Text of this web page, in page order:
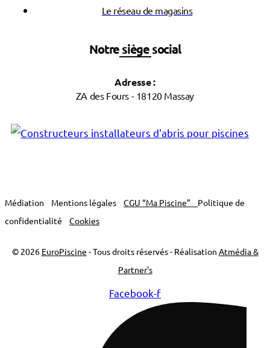
Le réseau de magasins
Notre siège social
Adresse :
ZA des Fours - 18120 Massay
Médiation Mentions légales CGU “Ma Piscine” Politique de
confidentialité
Cookies
© 2026 EuroPiscine - Tous droits réservés - Réalisation Atmédia &
Partner's
Facebook-f